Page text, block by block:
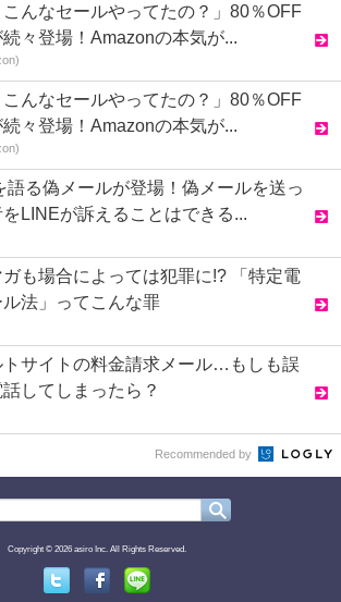
こんなセールやってたの？」80％OFF
続々登場！Amazonの本気が...
こんなセールやってたの？」80％OFF
続々登場！Amazonの本気が...
語る偽メールが登場！偽メールを送っ
LINEが訴えることはできる...
ガも場合によっては犯罪に!? 「特定電
法」ってこんな罪
トサイトの料金請求メール…もしも誤
してしまったら？
Recommended by
Copyright © 2026 asiro Inc. All Rights Reserved.